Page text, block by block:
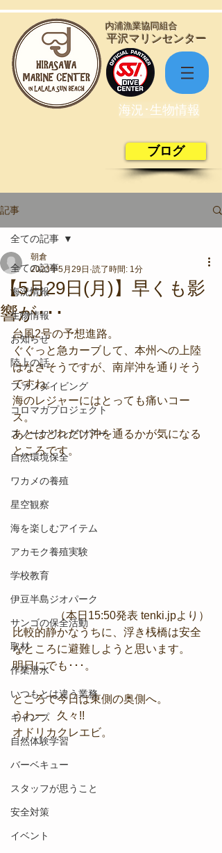
​平沢マリンセンター
​内浦漁業協同組合
海況･生物情報
ブログ
記事
全ての記事
海況情報
生物情報
お知らせ
陸上の話
ファンダイビング
コロマガプロジェクト
スノーケリングツアー
自然環境保全
ワカメの養殖
星空観察
海を楽しむアイテム
アカモク養殖実験
学校教育
伊豆半島ジオパーク
サンゴの保全活動
取材
作業潜水
いつもとは違う業務
キャンプ
自然体験学習
バーベキュー
スタッフが思うこと
安全対策
イベント
全ての記事
【5月29日(月)】早くも影
響が･･･
朝倉
2023年5月29日 読了時間: 1分
台風2号の予想進路。
ぐぐっと急カーブして、本州への上陸
はなさそうですが、南岸沖を通りそう
ですね。
海のレジャーにはとっても痛いコー
ス。
あとはどれだけ沖を通るかが気になる
ところです。
（本日15:50発表 tenki.jpより）
比較的静かなうちに、浮き桟橋は安全
なところに避難しようと思います。
明日にでも･･･。
ところで今日は東側の奥側へ。
うわー、久々!!
オドリカクレエビ。